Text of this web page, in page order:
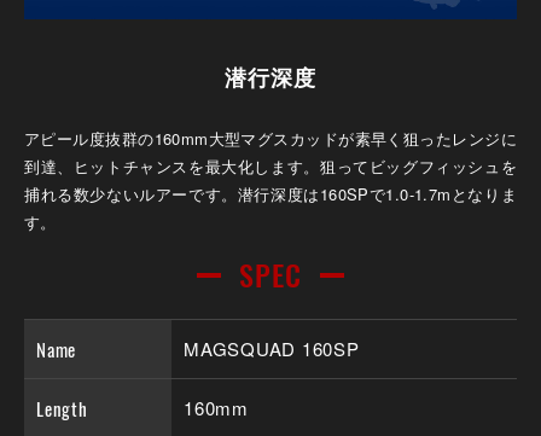
潜行深度
アピール度抜群の160mm大型マグスカッドが素早く狙ったレンジに
到達、ヒットチャンスを最大化します。狙ってビッグフィッシュを
捕れる数少ないルアーです。潜行深度は160SPで1.0-1.7mとなりま
す。
SPEC
Name MAGSQUAD 160SP
Length 160mm